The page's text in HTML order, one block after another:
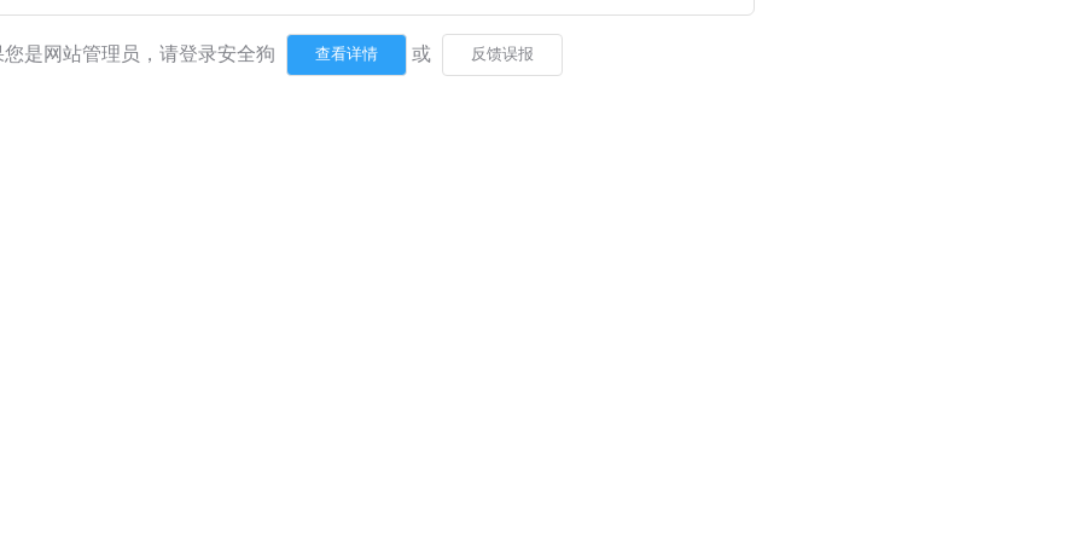
您是网站管理员，请登录安全狗 或